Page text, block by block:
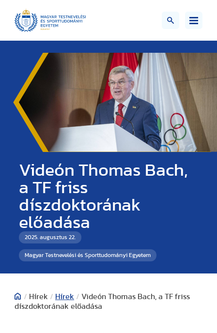
Videón Thomas Bach,
a TF friss
díszdoktorának
előadása
2025. augusztus 22.
Magyar Testnevelési és Sporttudományi Egyetem
/ Hírek / Hírek / Videón Thomas Bach, a TF friss
díszdoktorának előadása